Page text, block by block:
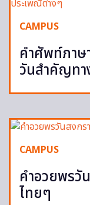
CAMPUS
คำศัพท์ภาษ
วันสำคัญทา
CAMPUS
คำอวยพรวั
ไทยๆ